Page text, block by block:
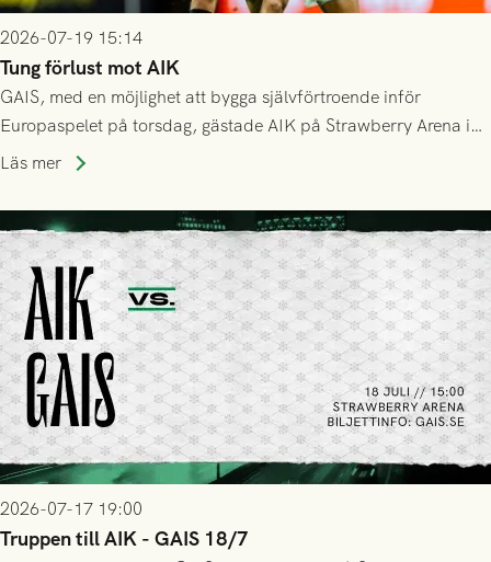
2026-07-19 15:14
Tung förlust mot AIK
GAIS, med en möjlighet att bygga självförtroende inför
Europaspelet på torsdag, gästade AIK på Strawberry Arena i
Stockholm . Men trots konstant hotande i första halvlek av
lyckades få in 2-0.
Läs mer
2026-07-17 19:00
Truppen till AIK - GAIS 18/7